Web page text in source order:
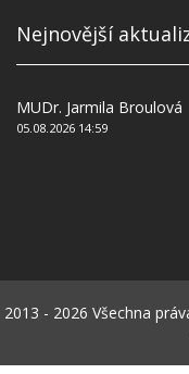
Nejnovější
MUDr. Jarmila Broulová
05.08.2026 14:59
2013 - 2026 Všechna